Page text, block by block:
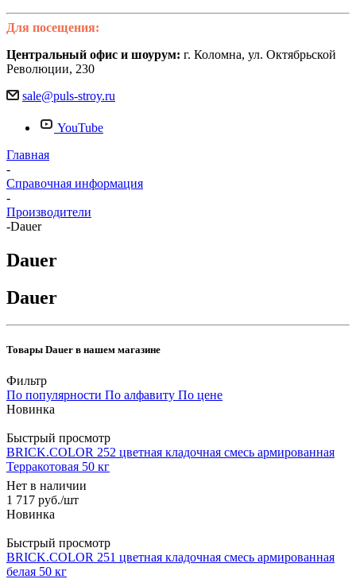
Для посещения:
Центральный офис и шоурум: г. Коломна, ул. Октябрьской
Революции, 230
sale@puls-stroy.ru
YouTube
Главная
-
Справочная информация
-
Производители
-Dauer
Dauer
Dauer
Товары Dauer в нашем магазине
Фильтр
По популярности По алфавиту По цене
Быстрый просмотр
BRICK.COLOR 252 цветная кладочная смесь армированная
Терракотовая 50 кг
Нет в наличии
1 717 руб./шт
Быстрый просмотр
BRICK.COLOR 251 цветная кладочная смесь армированная
белая 50 кг